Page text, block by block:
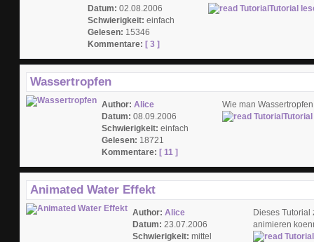
Datum: 02.08.2006
Schwierigkeit: einfach
Gelesen: 15346
Kommentare: [ 3 ]
Tutorial
Wassertropfen
Author: Alice
Datum: 08.09.2006
Schwierigkeit: einfach
Gelesen: 18721
Kommentare: [ 11 ]
Wie man
Animated Water Effekt
Author: Alice
Datum: 23.07.2006
Schwierigkeit: mittel
Dieses
animieren